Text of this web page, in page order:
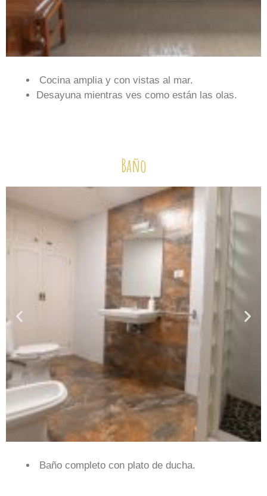
Cocina amplia y con vistas al mar.
Desayuna mientras ves como están las olas.
Baño
Baño completo con plato de ducha.